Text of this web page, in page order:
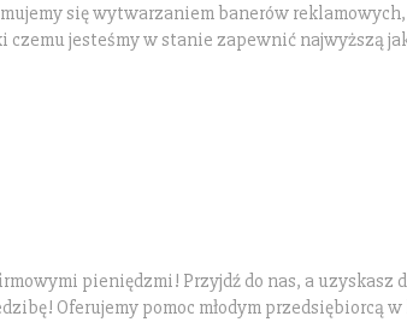
się wytwarzaniem banerów
jesteśmy w stanie zapewnić najwyższą
pieniędzmi! Przyjdź do nas, a uzyskasz
Oferujemy pomoc młodym przedsiębiorcą